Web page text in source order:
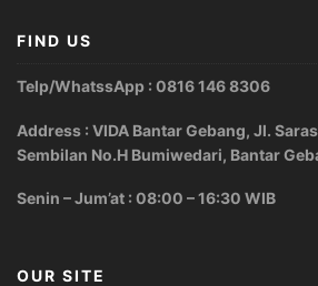
FIND US
Telp/WhatssApp : 0816 146 8306
Address : VIDA Bantar Gebang, Jl.
Sembilan No.H Bumiwedari, Bantar
Senin – Jum’at : 08:00 – 16:30 WIB
OUR SITE